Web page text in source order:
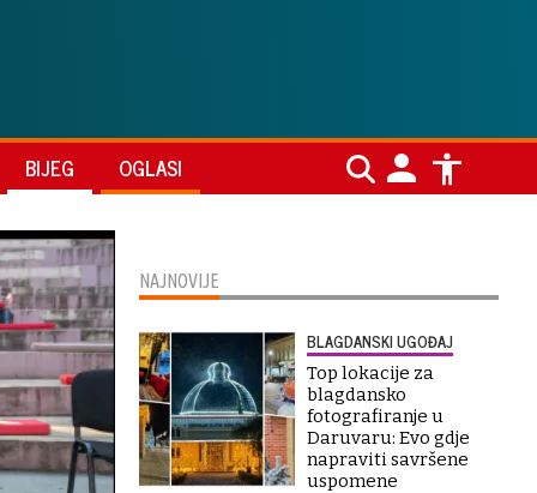
BIJEG OGLASI
NAJNOVIJE
BLAGDANSKI UGOĐAJ
Top lokacije za
blagdansko
fotografiranje u
Daruvaru: Evo gdje
napraviti savršene
uspomene